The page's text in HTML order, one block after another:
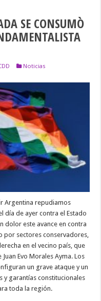
SE CONSUMÒ
Noticias
Argentina repudiamos
día de ayer contra el Estado
dolor este avance en contra
por sectores conservadores,
en el vecino país, que
Evo Morales Ayma. Los
un grave ataque y un
y garantías constitucionales
toda la región.